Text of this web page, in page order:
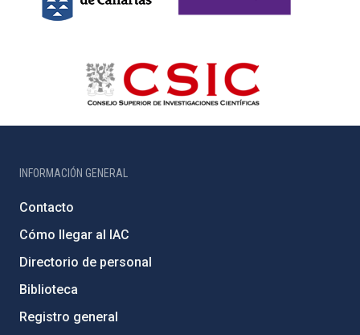
INFORMACIÓN GENERAL
Contacto
Cómo llegar al IAC
Directorio de personal
Biblioteca
Registro general